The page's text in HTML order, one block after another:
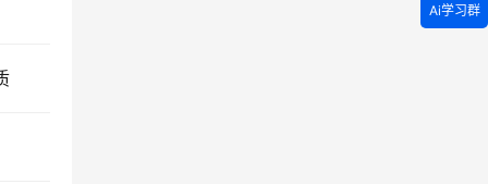
Ai学习群